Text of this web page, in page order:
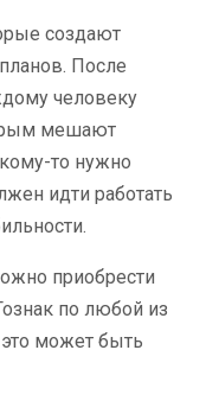
создают
После
человеку
мешают
то нужно
идти работать
приобрести
по любой из
может быть